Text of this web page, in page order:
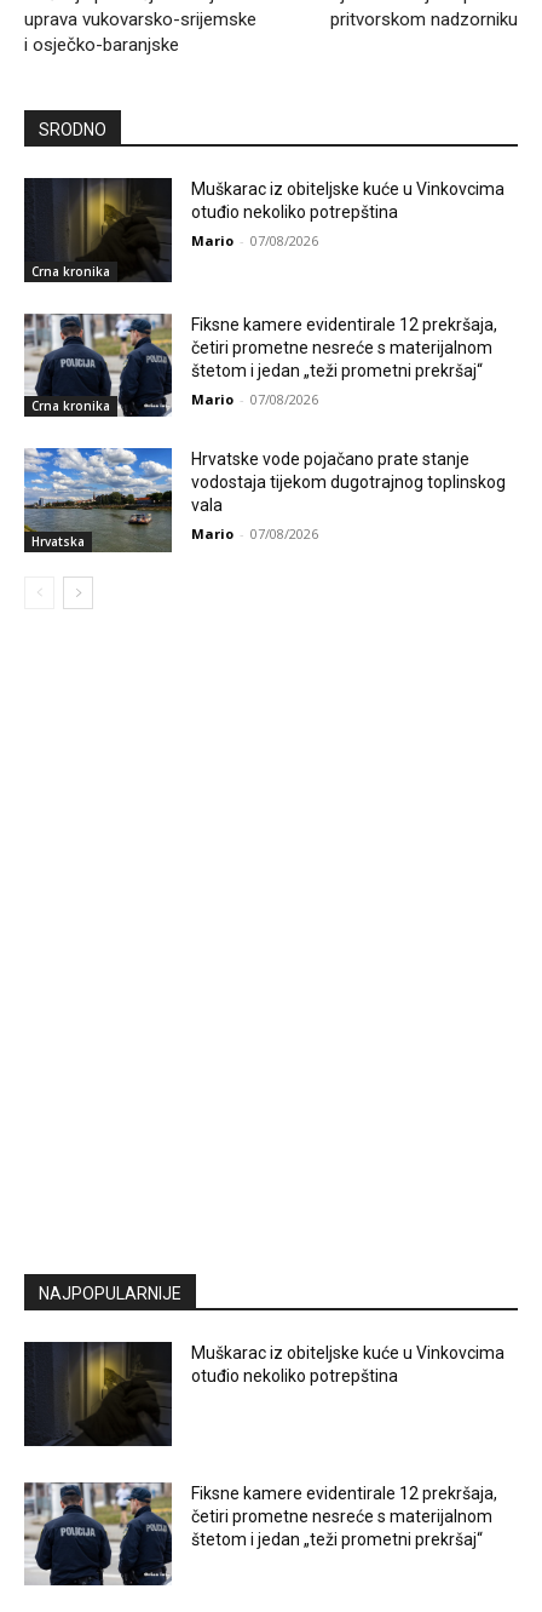
uprava vukovarsko-srijemske
i osječko-baranjske
pritvorskom nadzorniku
SRODNO
Crna kronika
Muškarac iz obiteljske kuće u Vinkovcima
otuđio nekoliko potrepština
Mario - 07/08/2026
Crna kronika
Fiksne kamere evidentirale 12 prekršaja,
četiri prometne nesreće s materijalnom
štetom i jedan „teži prometni prekršaj“
Mario - 07/08/2026
Hrvatska
Hrvatske vode pojačano prate stanje
vodostaja tijekom dugotrajnog toplinskog
vala
Mario - 07/08/2026
NAJPOPULARNIJE
Muškarac iz obiteljske kuće u Vinkovcima
otuđio nekoliko potrepština
Fiksne kamere evidentirale 12 prekršaja,
četiri prometne nesreće s materijalnom
štetom i jedan „teži prometni prekršaj“